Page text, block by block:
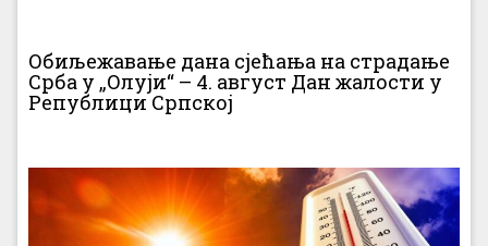
Обиљежавање дана сјећања на страдање
Срба у „Олуји“ – 4. август Дан жалости у
Републици Српској